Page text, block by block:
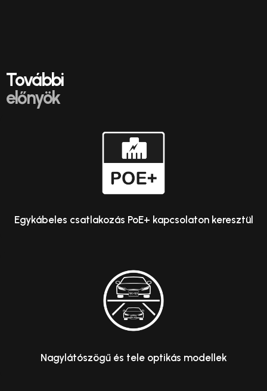
További
előnyök
Egykábeles csatlakozás PoE+ kapcsolaton keresztül
Nagylátószögű és tele optikás modellek